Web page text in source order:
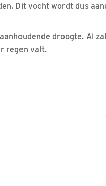
Dit vocht wordt dus
droogte. Al
regen valt.